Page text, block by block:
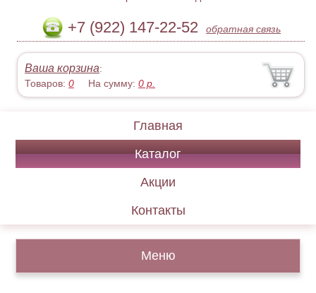
+7 (922) 147-22-52 обратная связь
Ваша корзина:
Товаров:0 На сумму:0 р.
Главная
Каталог
Акции
Контакты
Меню